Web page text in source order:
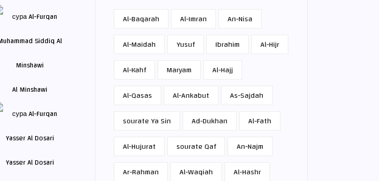
Al Minshawi
Yasser Al Dosari
Al-Baqarah Al-Imran
An-Nisa
Al-Maidah
Yusuf Ibrahim
Al-Hijr
Al-Kahf
Maryam
Al-Hajj
Al-Qasas
Al-Ankabut
As-Sajdah
sourate Ya Sin
Ad-Dukhan
Al-Fath
Al-Hujurat
sourate Qaf
An-Najm
Ar-Rahman
Al-Waqiah
Al-Hashr